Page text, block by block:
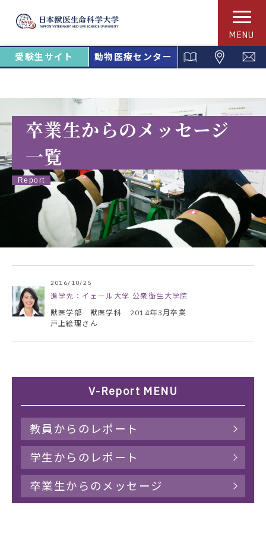
MENU
受験生サイト 動物医療センター
卒業生からのメッセージ
一覧
Report
2016/10/25
進学先：イェール大学 公衆衛生大学院
獣医学部 獣医学科 2014年3月卒業
戸上絵理さん
V-Report MENU
教員からのレポート
学生からのレポート
卒業生からのメッセージ